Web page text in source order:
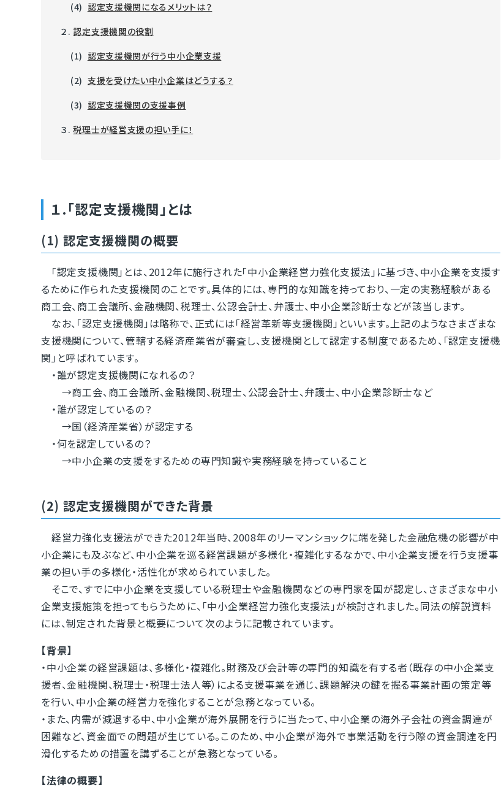
(4) 認定支援機関になるメリットは？
２. 認定支援機関の役割
(1) 認定支援機関が行う中小企業支援
(2) 支援を受けたい中小企業はどうする？
(3) 認定支援機関の支援事例
３. 税理士が経営支援の担い手に！
１.「認定支援機関」とは
(1) 認定支援機関の概要
「認定支援機関」とは、2012年に施行された「中小企業経営力強化支援法」に基づき、中小企業を支援す
るために作られた支援機関のことです。具体的には、専門的な知識を持っており、一定の実務経験がある
商工会、商工会議所、金融機関、税理士、公認会計士、弁護士、中小企業診断士などが該当します。
なお、「認定支援機関」は略称で、正式には「経営革新等支援機関」といいます。上記のようなさまざまな
支援機関について、管轄する経済産業省が審査し、支援機関として認定する制度であるため、「認定支援機
関」と呼ばれています。
・誰が認定支援機関になれるの？
→商工会、商工会議所、金融機関、税理士、公認会計士、弁護士、中小企業診断士など
・誰が認定しているの？
→国（経済産業省）が認定する
・何を認定しているの？
→中小企業の支援をするための専門知識や実務経験を持っていること
(2) 認定支援機関ができた背景
経営力強化支援法ができた2012年当時、2008年のリーマンショックに端を発した金融危機の影響が中
小企業にも及ぶなど、中小企業を巡る経営課題が多様化・複雑化するなかで、中小企業支援を行う支援事
業の担い手の多様化・活性化が求められていました。
そこで、すでに中小企業を支援している税理士や金融機関などの専門家を国が認定し、さまざまな中小
企業支援施策を担ってもらうために、「中小企業経営力強化支援法」が検討されました。同法の解説資料
には、制定された背景と概要について次のように記載されています。
【背景】
・中小企業の経営課題は、多様化・複雑化。財務及び会計等の専門的知識を有する者（既存の中小企業支
援者、金融機関、税理士・税理士法人等）による支援事業を通じ、課題解決の鍵を握る事業計画の策定等
を行い、中小企業の経営力を強化することが急務となっている。
・また、内需が減退する中、中小企業が海外展開を行うに当たって、中小企業の海外子会社の資金調達が
困難など、資金面での問題が生じている。このため、中小企業が海外で事業活動を行う際の資金調達を円
滑化するための措置を講ずることが急務となっている。
【法律の概要】